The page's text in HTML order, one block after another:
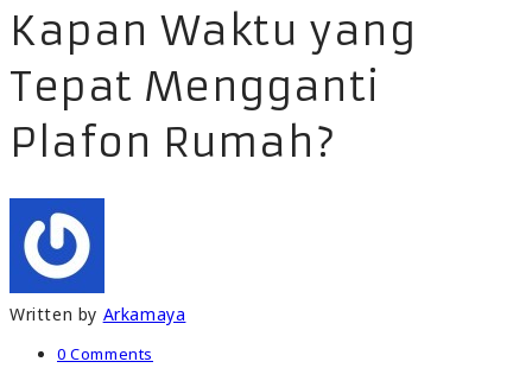
Kapan Waktu yang
Tepat Mengganti
Plafon Rumah?
Written by Arkamaya
0 Comments